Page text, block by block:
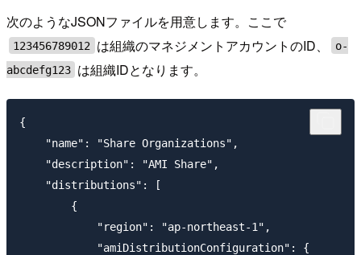
次のようなJSONファイルを用意します。ここで
123456789012 は組織のマネジメントアカウントのID、
o-
abcdefg123 は組織IDとなります。
{
    "name": "Share Organizations",
    "description": "AMI Share",
    "distributions": [
        {
            "region": "ap-northeast-1",
            "amiDistributionConfiguration": {